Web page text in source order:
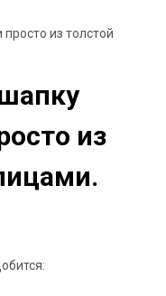
из толстой
из